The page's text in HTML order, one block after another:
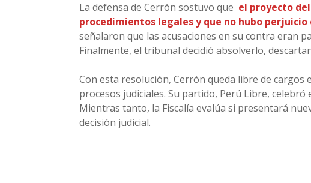
La defensa de Cerrón sostuvo que el proyecto
procedimientos legales y que no hubo perjuicio
señalaron que las acusaciones en su contra eran
Finalmente, el tribunal decidió absolverlo,
Con esta resolución, Cerrón queda libre de
procesos judiciales. Su partido, Perú Libre,
Mientras tanto, la Fiscalía evalúa si presentará
decisión judicial.